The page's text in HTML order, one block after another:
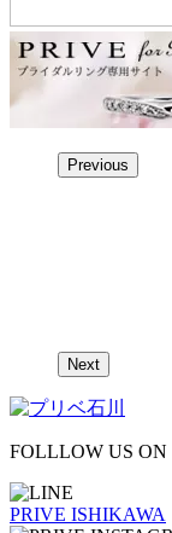
Previous
Next
FOLLLOW US ON
PRIVE ISHIKAWA